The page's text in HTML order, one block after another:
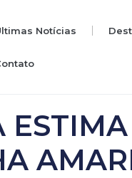
Notícias